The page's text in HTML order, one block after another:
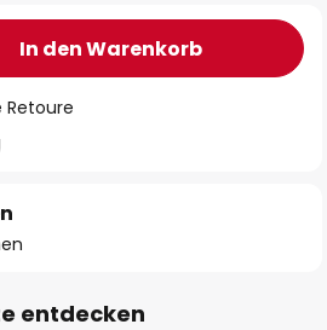
In den Warenkorb
Retoure
entdecken